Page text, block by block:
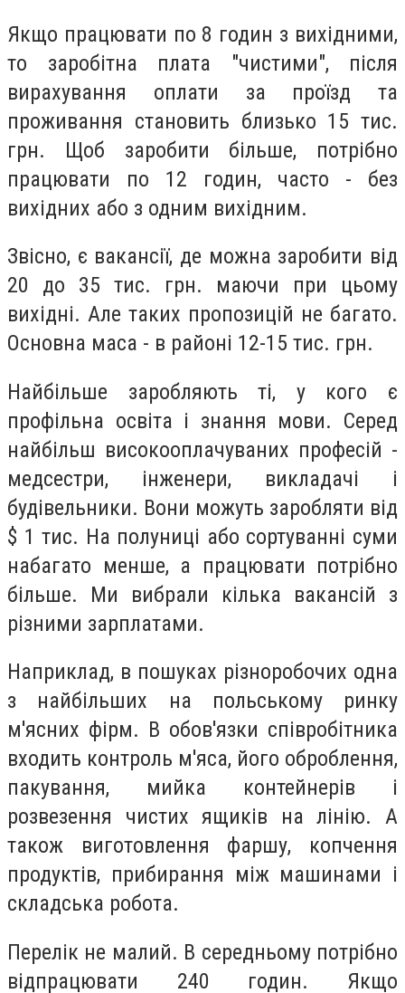
Якщо працювати по 8 годин з вихідними,
то заробітна плата "чистими", після
вирахування оплати за проїзд та
проживання становить близько 15 тис.
грн. Щоб заробити більше, потрібно
працювати по 12 годин, часто - без
вихідних або з одним вихідним.
Звісно, ​​є вакансії, де можна заробити від
20 до 35 тис. грн. маючи при цьому
вихідні. Але таких пропозицій не багато.
Основна маса - в районі 12-15 тис. грн.
Найбільше заробляють ті, у кого є
профільна освіта і знання мови. Серед
найбільш високооплачуваних професій -
медсестри, інженери, викладачі і
будівельники. Вони можуть заробляти від
$ 1 тис. На полуниці або сортуванні суми
набагато менше, а працювати потрібно
більше. Ми вибрали кілька вакансій з
різними зарплатами.
Наприклад, в пошуках різноробочих одна
з найбільших на польському ринку
м'ясних фірм. В обов'язки співробітника
входить контроль м'яса, його оброблення,
пакування, мийка контейнерів і
розвезення чистих ящиків на лінію. А
також виготовлення фаршу, копчення
продуктів, прибирання між машинами і
складська робота.
Перелік не малий. В середньому потрібно
відпрацювати 240 годин. Якщо